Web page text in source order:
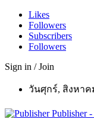
Likes
Followers
Subscribers
Followers
Sign in / Join
วันศุกร์, สิงหาค
Publisher